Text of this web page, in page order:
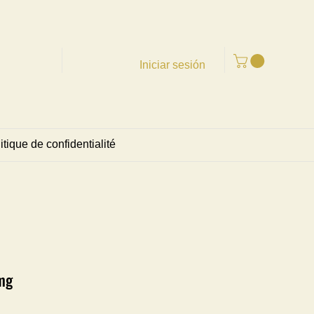
Iniciar sesión
de confidentialité